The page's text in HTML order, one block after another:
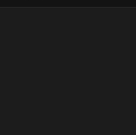
جدًا، ولم يتبقَّ سوى أخ واحد